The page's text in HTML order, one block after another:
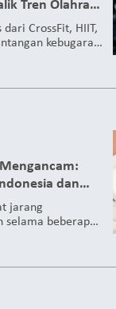
Tren Olahraga
CrossFit, HIIT,
kebugaran
Namun di balik
yang patut
ancaman
dan
jarang
selama beberapa
tahun 2025
ini. Lonjakan
bahwa campak